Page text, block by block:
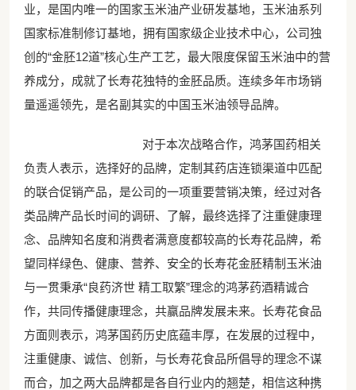
业，是国内唯一的国家玉米油产业研发基地，玉米油系列
国家标准制修订基地，拥有国家级企业技术中心，公司独
创的“金胚12道”核心生产工艺，最大限度保留玉米油中的营
养成分，成就了长寿花独特的金胚品质。连续多年市场销
量遥遥领先，是名副其实的中国玉米油领导品牌。
对于本次战略合作，鸿茅国药相关
负责人表示，选择好的品牌，定制其药店连锁渠道中匹配
的联合促销产品，是公司的一项重要营销决策，经过对各
类品牌产品长时间的调研、了解，最终选择了注重健康理
念、品牌知名度和消费者满意度都较高的长寿花品牌，希
望同样绿色、健康、营养、安全的长寿花金胚精制玉米油
与一贯秉承“良药济世 精工取繁”理念的鸿茅药酒精诚合
作，共同传播健康理念，共赢品牌发展未来。长寿花食品
方面则表示，鸿茅国药历史底蕴丰厚，在发展的过程中，
注重健康、诚信、创新，与长寿花食品所倡导的理念不谋
而合，加之两大品牌都是各自行业内的翘楚，相信这种携